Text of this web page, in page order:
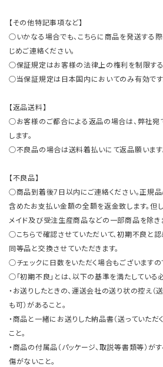
【その他特記事項など】
○いかなる場合でも、こちらに商品を発送する
じめご連絡ください。
○保証規定はお客様の法律上の権利を制限する
○当保証規定は日本国内においてのみ有効です
【返品送料】
○お客様のご都合による返品の場合は、弊社宛
します。
○不良品の場合は送料着払いにて返品願います
【不良品】
○商品到着後7日以内にご連絡ください。正規
含めたお支払い金額の全額を返金致します。但
メイド及び受注生産商品などの一部商品を除き
○こちらで確認させていただいて、初期不良と
同等品と交換させていただきます。
○チェックに日数をいただく場合もございますの
○「初期不良」とは、以下の基準を満たしている
・お送りしたときの、運送会社の送り状の控え（
も可）があること。
・商品と一緒にお送りした納品書（送っていただ
こと。
・商品の付属品（パッケージ、取説等書類等）が
傷がないこと。